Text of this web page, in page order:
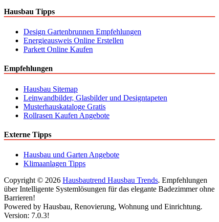
Hausbau Tipps
Design Gartenbrunnen Empfehlungen
Energieausweis Online Erstellen
Parkett Online Kaufen
Empfehlungen
Hausbau Sitemap
Leinwandbilder, Glasbilder und Designtapeten
Musterhauskataloge Gratis
Rollrasen Kaufen Angebote
Externe Tipps
Hausbau und Garten Angebote
Klimaanlagen Tipps
Copyright © 2026 Hausbautrend Hausbau Trends. Empfehlungen
über Intelligente Systemlösungen für das elegante Badezimmer ohne
Barrieren!
Powered by Hausbau, Renovierung, Wohnung und Einrichtung.
Version: 7.0.3!